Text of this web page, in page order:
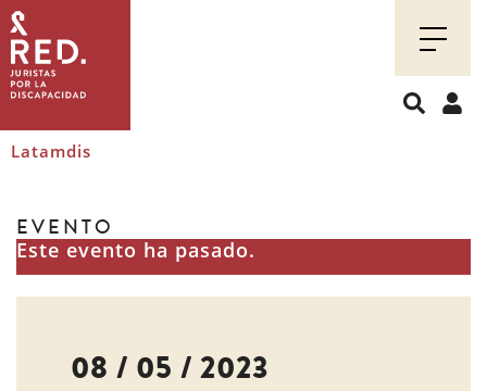
Juristas
por
la
discapacidad
Latamdis
EVENTO
Este evento ha pasado.
08 / 05 / 2023